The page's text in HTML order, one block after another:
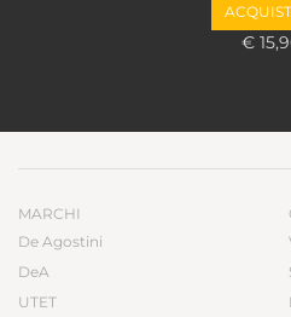
€
MARCHI
De Agostini
DeA
UTET